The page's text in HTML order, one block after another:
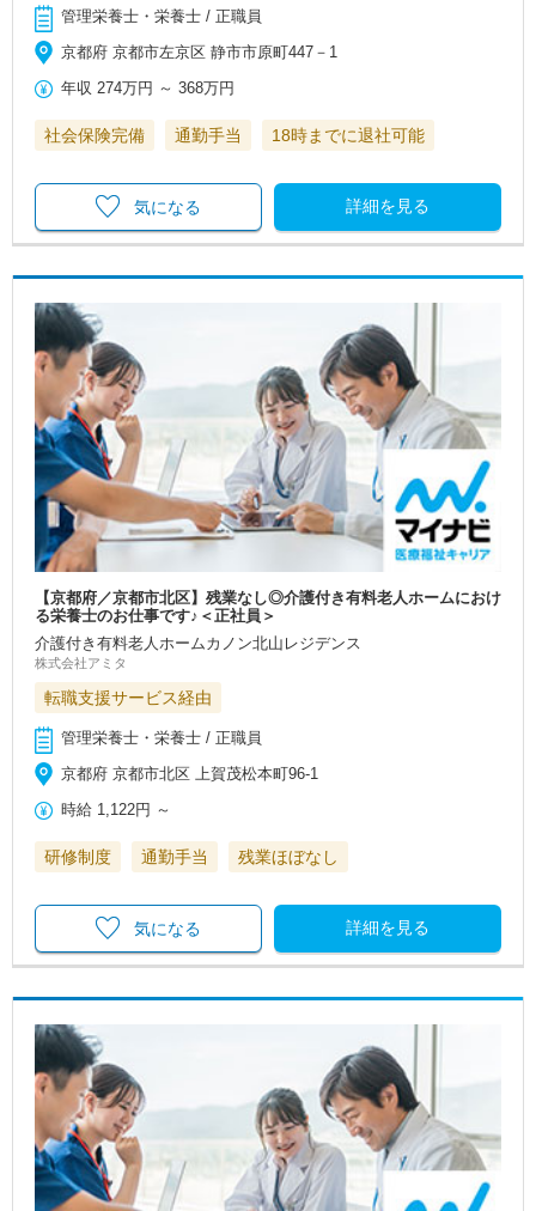
管理栄養士・栄養士 / 正職員
京都府 京都市左京区 静市市原町447－1
年収 274万円 ～368万円
社会保険完備 通勤手当 18時までに退社可能
詳細を見る
気になる
【京都府／京都市北区】残業なし◎介護付き有料老人ホームにおけ
る栄養士のお仕事です♪＜正社員＞
介護付き有料老人ホームカノン北山レジデンス
株式会社アミタ
転職支援サービス経由
管理栄養士・栄養士 / 正職員
京都府 京都市北区 上賀茂松本町96-1
時給 1,122円 ～
研修制度 通勤手当 残業ほぼなし
詳細を見る
気になる